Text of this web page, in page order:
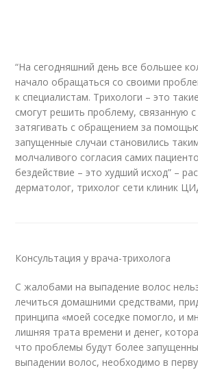
“На сегодняшний день все большее
начало обращаться со своими
к специалистам. Трихологи – это
смогут решить проблему, связанную
затягивать с обращением за
запущенные случаи становились
молчаливого согласия самих
бездействие – это худший исход” –
дерматолог, трихолог сети клиник
Консультация у врача-трихолога
С жалобами на выпадение волос
лечиться домашними средствами,
принципа «моей соседке помогло, и
лишняя трата времени и денег,
что проблемы будут более
выпадении волос, необходимо в